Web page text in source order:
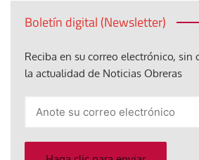
Boletín digital (Newsletter)
Reciba en su correo electrónico, sin
la actualidad de Noticias Obreras
electrónico